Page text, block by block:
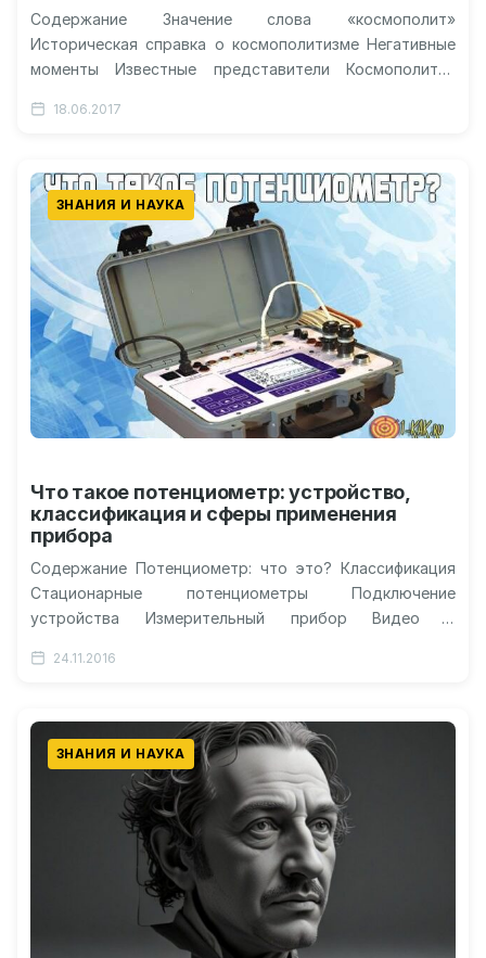
Содержание Значение слова «космополит»
Историческая справка о космополитизме Негативные
моменты Известные представители Космополиты-
Космополит ‒ кто это такой, значение и…
18.06.2017
ЗНАНИЯ И НАУКА
Что такое потенциометр: устройство,
классификация и сферы применения
прибора
Содержание Потенциометр: что это? Классификация
Стационарные потенциометры Подключение
устройства Измерительный прибор Видео о
такое, для чего применяется, что измеряет? Краткое…
24.11.2016
ЗНАНИЯ И НАУКА